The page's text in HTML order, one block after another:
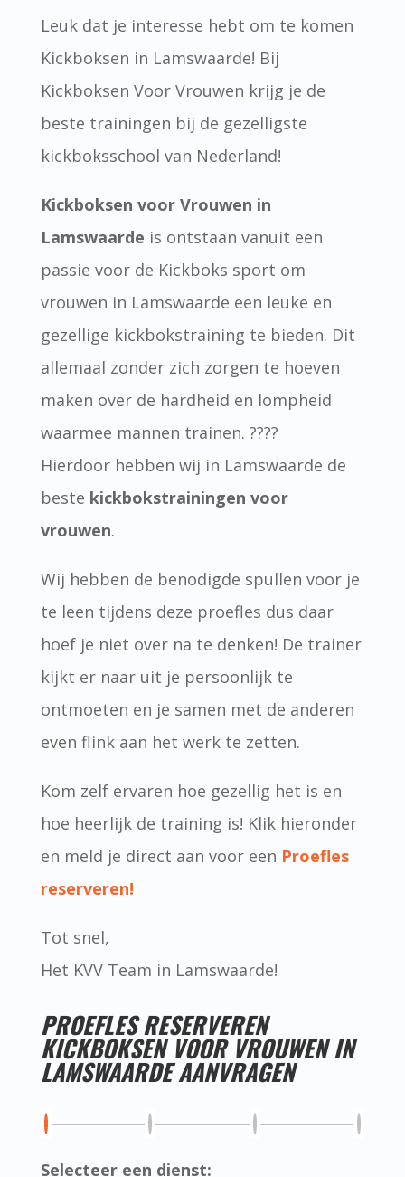
Leuk dat je interesse hebt om te komen
Kickboksen in Lamswaarde! Bij
Kickboksen Voor Vrouwen krijg je de
beste trainingen bij de gezelligste
kickboksschool van Nederland!
Kickboksen voor Vrouwen in
Lamswaarde is ontstaan vanuit een
passie voor de Kickboks sport om
vrouwen in Lamswaarde een leuke en
gezellige kickbokstraining te bieden. Dit
allemaal zonder zich zorgen te hoeven
maken over de hardheid en lompheid
waarmee mannen trainen. ????
Hierdoor hebben wij in Lamswaarde de
beste kickbokstrainingen voor
vrouwen.
Wij hebben de benodigde spullen voor je
te leen tijdens deze proefles dus daar
hoef je niet over na te denken! De trainer
kijkt er naar uit je persoonlijk te
ontmoeten en je samen met de anderen
even flink aan het werk te zetten.
Kom zelf ervaren hoe gezellig het is en
hoe heerlijk de training is! Klik hieronder
en meld je direct aan voor een Proefles
reserveren!
Tot snel,
Het KVV Team in Lamswaarde!
PROEFLES RESERVEREN
KICKBOKSEN VOOR VROUWEN IN
LAMSWAARDE AANVRAGEN
Selecteer een dienst: